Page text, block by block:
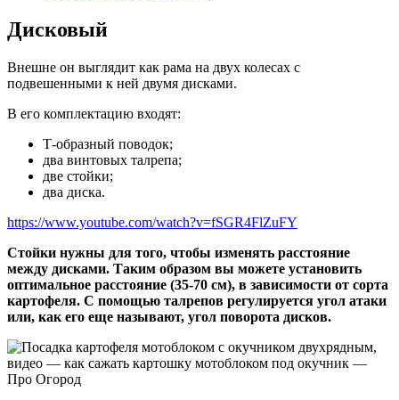
Дисковый
Внешне он выглядит как рама на двух колесах с
подвешенными к ней двумя дисками.
В его комплектацию входят:
Т-образный поводок;
два винтовых талрепа;
две стойки;
два диска.
https://www.youtube.com/watch?v=fSGR4FlZuFY
Стойки нужны для того, чтобы изменять расстояние
между дисками. Таким образом вы можете установить
оптимальное расстояние (35-70 см), в зависимости от сорта
картофеля. С помощью талрепов регулируется угол атаки
или, как его еще называют, угол поворота дисков.